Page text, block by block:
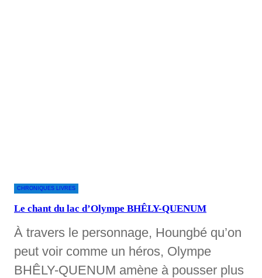
CHRONIQUES LIVRES
Le chant du lac d’Olympe BHÊLY-QUENUM
À travers le personnage, Houngbé qu’on
peut voir comme un héros, Olympe
BHÊLY-QUENUM amène à pousser plus